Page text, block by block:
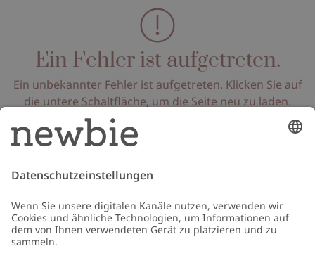
Ein Fehler ist aufgetreten.
Ein unbekannter Fehler ist aufgetreten. Klicken Sie auf
die untere Schaltfläche, um die Seite neu zu laden.
Seite neu laden